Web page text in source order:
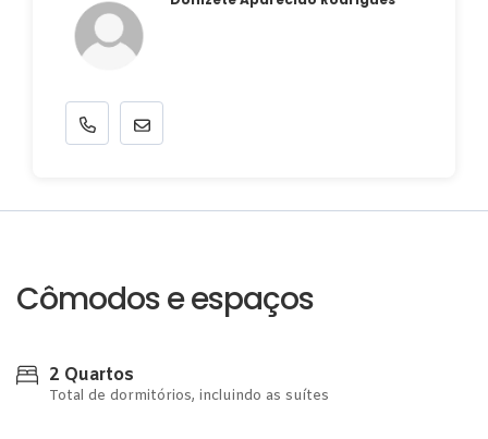
Cômodos e espaços
2 Quartos
Total de dormitórios, incluindo as suítes